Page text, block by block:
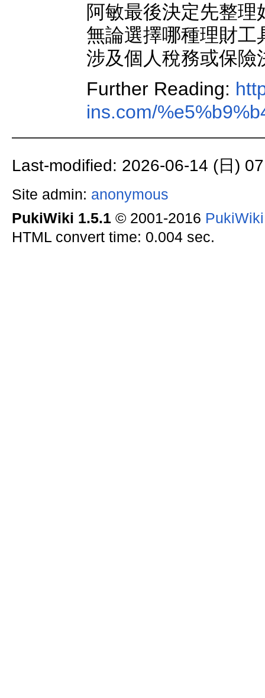
阿敏最後決定先整
無論選擇哪種理財
涉及個人稅務或保險
Further Reading:
ins.com/
Last-modified: 2026-06-14 (日)
Site admin: anonymous
PukiWiki 1.5.1© 2001-2016
HTML convert time: 0.004 sec.